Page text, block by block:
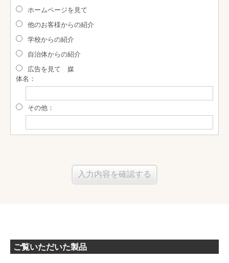
ホームページを見て
他のお客様からの紹介
学校からの紹介
自治体からの紹介
広告を見て 媒
体名：
その他：
ご覧いただいた製品